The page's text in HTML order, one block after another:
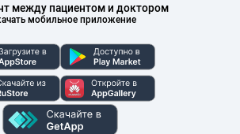
между пациентом и доктором
мобильное приложение